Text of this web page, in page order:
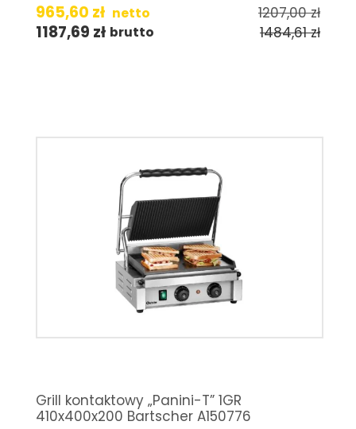
965,60 zł netto 1207,00zł
1187,69 zł brutto 1484,61zł
Grill kontaktowy „Panini-T” 1GR
410x400x200 Bartscher A150776